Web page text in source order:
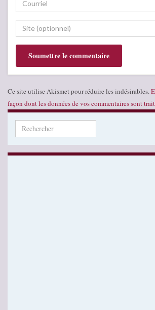
Ce site utilise Akismet pour réduire les indésirables.
façon dont les données de vos commentaires sont
Search for: